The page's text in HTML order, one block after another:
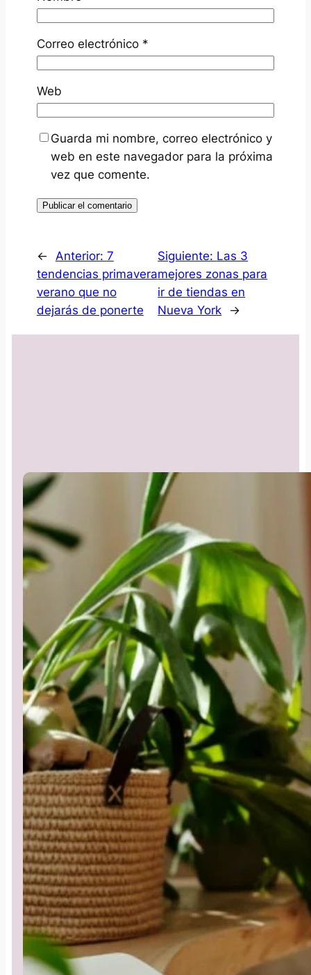
Correo electrónico *
Web
Guarda mi nombre, correo electrónico y
web en este navegador para la próxima
vez que comente.
← Anterior: 7
tendencias primavera
verano que no
dejarás de ponerte
Siguiente: Las 3
mejores zonas para
ir de tiendas en
Nueva York
→